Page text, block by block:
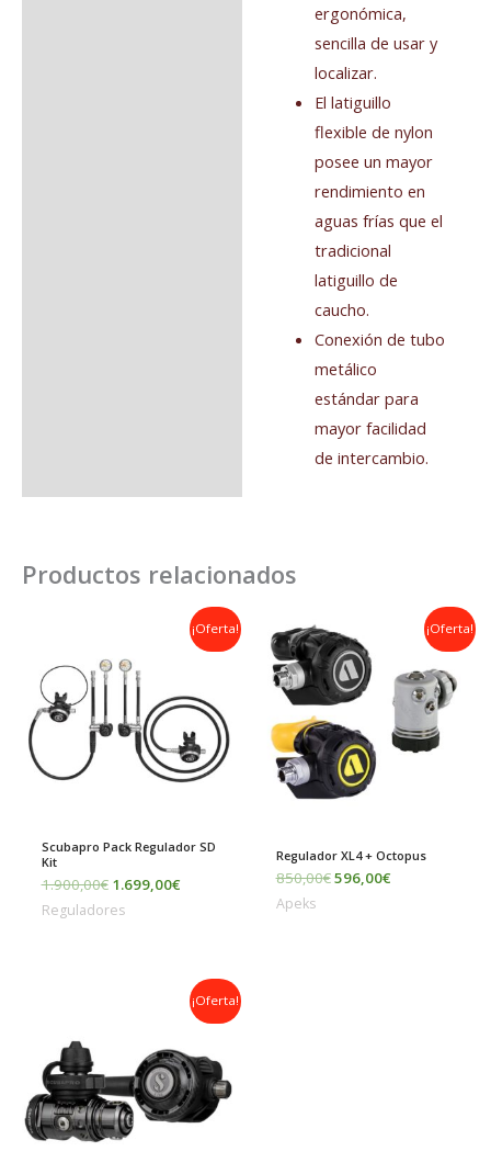
ergonómica,
sencilla de usar y
localizar.
El latiguillo
flexible de nylon
posee un mayor
rendimiento en
aguas frías que el
tradicional
latiguillo de
caucho.
Conexión de tubo
metálico
estándar para
mayor facilidad
de intercambio.
Productos relacionados
¡Oferta!
Scubapro Pack Regulador SD
Kit
1.900,00€
original
era:
1.900,00€.
1.699,00€
El
precio
actual
1.699,00€.
Reguladores
¡Oferta!
Regulador XL4 + Octopus
850,00€
precio
original
era:
850,00€.
596,00€
precio
es:
596,00€.
Apeks
¡Oferta!
1.230,00€.
precio
actual
es:
909,99€.